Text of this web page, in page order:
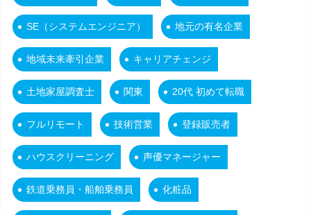
SE（システムエンジニア） 地元の有名企業
地域未来牽引企業 キャリアチェンジ
土地家屋調査士 関東 20代 初めて転職
フルリモート 技術営業 登録販売者
ハウスクリーニング 声優マネージャー
鉄道乗務員・船舶乗務員 化粧品